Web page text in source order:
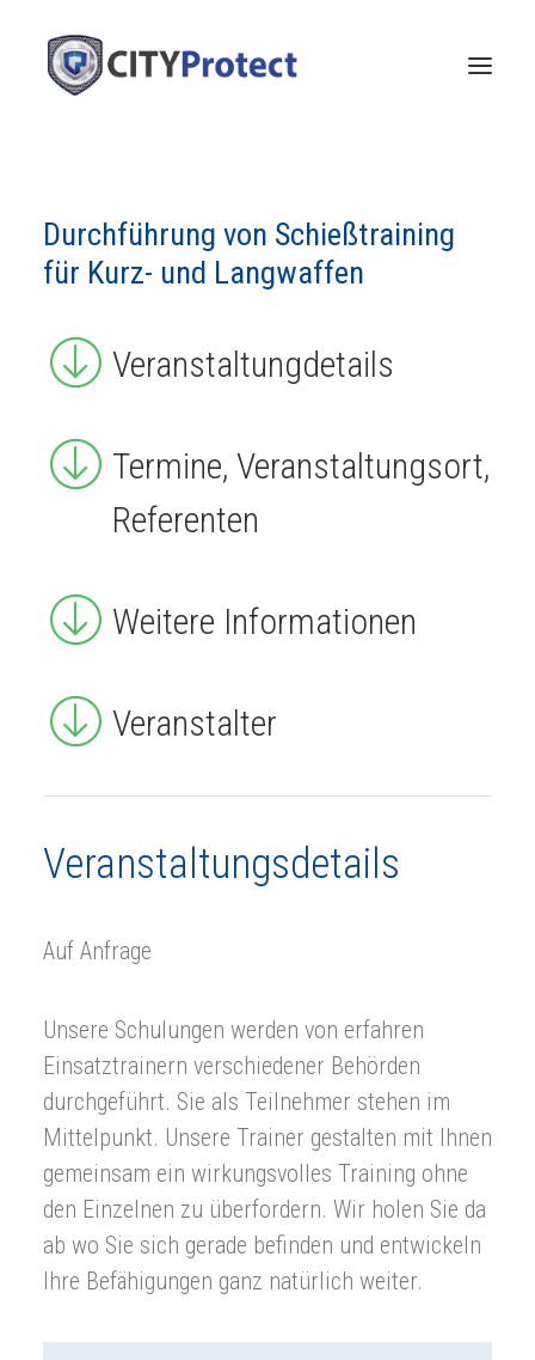
Durchführung von Schießtraining
für Kurz- und Langwaffen
Veranstaltungdetails
Termine, Veranstaltungsort,
Referenten
Weitere Informationen
Veranstalter
Veranstaltungsdetails
Auf Anfrage
Unsere Schulungen werden von erfahren
Einsatztrainern verschiedener Behörden
durchgeführt. Sie als Teilnehmer stehen im
Mittelpunkt. Unsere Trainer gestalten mit Ihnen
gemeinsam ein wirkungsvolles Training ohne
den Einzelnen zu überfordern. Wir holen Sie da
ab wo Sie sich gerade befinden und entwickeln
Ihre Befähigungen ganz natürlich weiter.